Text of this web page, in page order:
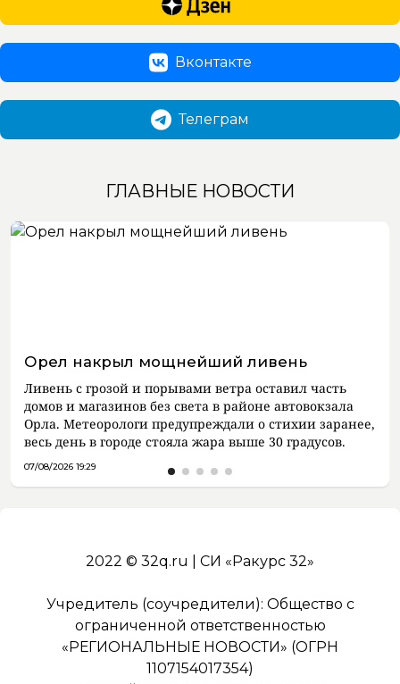
Вконтакте
Телеграм
ГЛАВНЫЕ НОВОСТИ
Орел накрыл мощнейший ливень
Ливень с грозой и порывами ветра оставил часть
домов и магазинов без света в районе автовокзала
Орла. Метеорологи предупреждали о стихии заранее,
весь день в городе стояла жара выше 30 градусов.
07/08/2026 19:29
2022 © 32q.ru | СИ «Ракурс 32»
Учредитель (соучредители): Общество с
ограниченной ответственностью
«РЕГИОНАЛЬНЫЕ НОВОСТИ» (ОГРН
1107154017354)